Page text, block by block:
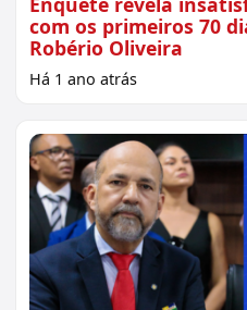
com os primeiros 70
Robério Oliveira
Há 1 ano atrás